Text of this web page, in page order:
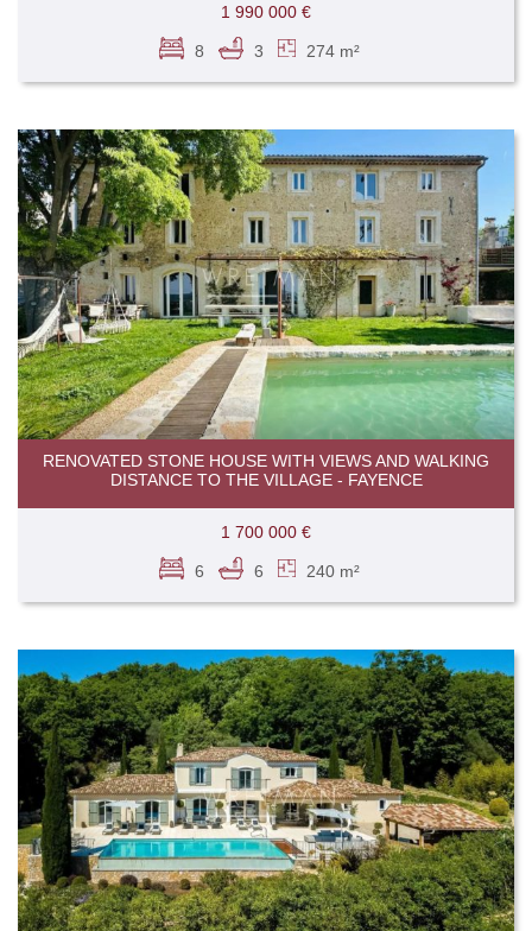
1 990 000 €
8 3 274 m²
RENOVATED STONE HOUSE WITH VIEWS AND WALKING
DISTANCE TO THE VILLAGE - FAYENCE
1 700 000 €
6 6 240 m²